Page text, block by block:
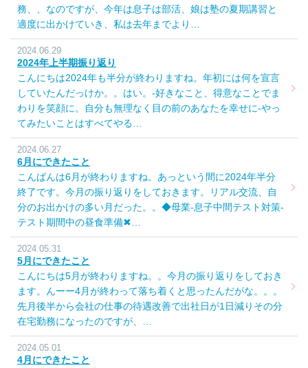
務、、なのですが、今年は息子は部活、娘は塾の夏期講習と
適度に出かけていき、私は去年までより…
2024.06.29
2024年上半期振り返り
こんにちは2024年も半分が終わりますね。年初には何を宣言
していたんだっけか。。はい。-好きなこと、得意なことでま
わりを笑顔に。自分も無理なく目の前のあなたを幸せに-やっ
てみたいことはすべてやる…
2024.06.27
6月にできたこと
こんばんは6月が終わりますね。あっという間に2024年半分
終了です。今月の振り返りをしておきます。リアル交流、自
分のお出かけの多い月だった。。◆母業-息子中間テスト対策-
テスト期間中の昼食準備✖…
2024.05.31
5月にできたこと
こんにちは5月が終わりますね。。今月の振り返りをしておき
ます。んーー4月が終わって落ち着くと思ったんだがな。。。
先月後半から会社の仕事の待遇改善で出社日が1日減りその分
在宅勤務になったのですが、…
2024.05.01
4月にできたこと